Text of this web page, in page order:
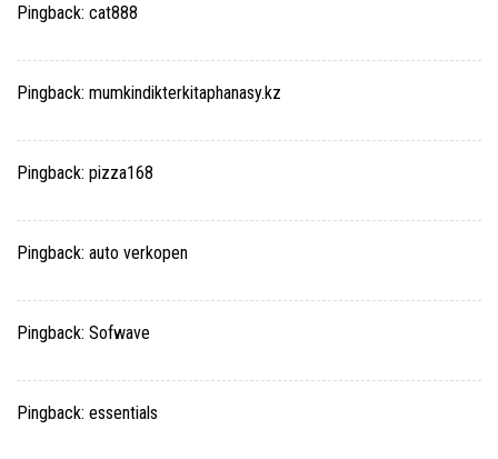
Pingback: cat888
Pingback: mumkindikterkitaphanasy.kz
Pingback: pizza168
Pingback: auto verkopen
Pingback: Sofwave
Pingback: essentials